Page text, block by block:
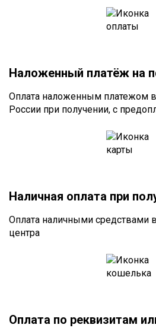
Наложенный платёж на
Оплата наложенным платежом
России при получении, с
Наличная оплата при
Оплата наличными средствами
центра
Оплата по реквизитам